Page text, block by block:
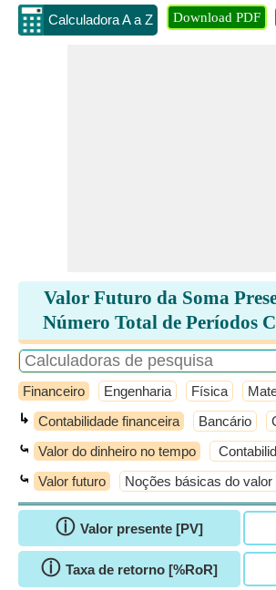
Calculadora A a Z Download PDF
Valor Futuro da Soma
Número Total de Períodos
Financeiro Engenharia Física
↳ Contabilidade financeira Bancário
⤿ Valor do dinheiro no tempo
⤿ Valor futuro Noções básicas do valor
ⓘ Valor presente [PV]
ⓘ Taxa de retorno [%RoR]